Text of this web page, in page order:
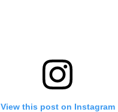
View this post on Instagram